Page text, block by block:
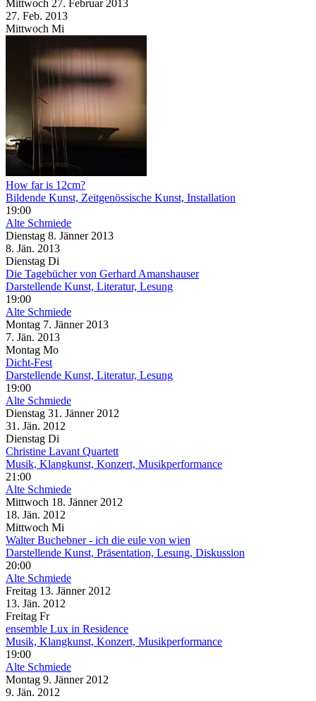
Mittwoch 27. Februar 2013
27. Feb. 2013
Mittwoch Mi
How far is 12cm?
Bildende Kunst, Zeitgenössische Kunst, Installation
19:00
Alte Schmiede
Dienstag 8. Jänner 2013
8. Jän. 2013
Dienstag Di
Die Tagebücher von Gerhard Amanshauser
Darstellende Kunst, Literatur, Lesung
19:00
Alte Schmiede
Montag 7. Jänner 2013
7. Jän. 2013
Montag Mo
Dicht-Fest
Darstellende Kunst, Literatur, Lesung
19:00
Alte Schmiede
Dienstag 31. Jänner 2012
31. Jän. 2012
Dienstag Di
Christine Lavant Quartett
Musik, Klangkunst, Konzert, Musikperformance
21:00
Alte Schmiede
Mittwoch 18. Jänner 2012
18. Jän. 2012
Mittwoch Mi
Walter Buchebner - ich die eule von wien
Darstellende Kunst, Präsentation, Lesung, Diskussion
20:00
Alte Schmiede
Freitag 13. Jänner 2012
13. Jän. 2012
Freitag Fr
ensemble Lux in Residence
Musik, Klangkunst, Konzert, Musikperformance
19:00
Alte Schmiede
Montag 9. Jänner 2012
9. Jän. 2012